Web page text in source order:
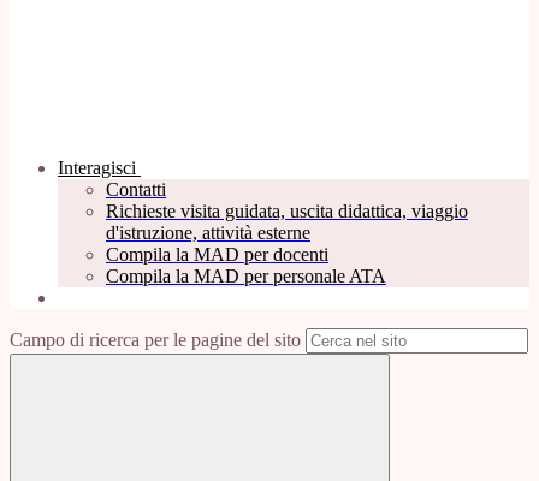
Interagisci
Contatti
Richieste visita guidata, uscita didattica, viaggio
d'istruzione, attività esterne
Compila la MAD per docenti
Compila la MAD per personale ATA
Campo di ricerca per le pagine del sito